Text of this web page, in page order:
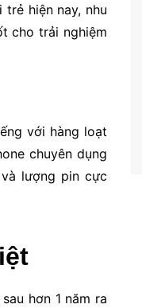
hiện nay, nhu
cho trải nghiệm
với hàng loạt
chuyên dụng
lượng pin cực
hơn 1 năm ra